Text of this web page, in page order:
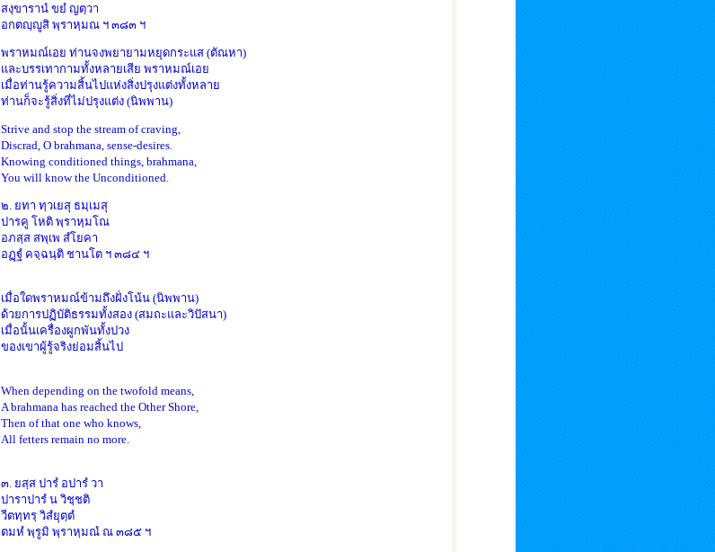
สงฺขารานํ ขยํ ญตฺวา
อกตญฺญูสิ พฺราหฺมณ ฯ ๓๘๓ ฯ
พราหมณ์เอย ท่านจงพยายามหยุดกระแส (ตัณหา)
และบรรเทากามทั้งหลายเสีย พราหมณ์เอย
เมื่อท่านรู้ความสิ้นไปแห่งสิ่งปรุงแต่งทั้งหลาย
ท่านก็จะรู้สิ่งที่ไม่ปรุงแต่ง (นิพพาน)
Strive and stop the stream of craving,
Discrad, O brahmana, sense-desires.
Knowing conditioned things, brahmana,
You will know the Unconditioned.
๒. ยทา ทฺวเยสุ ธมฺเมสุ
ปารคู โหติ พฺราหฺมโณ
อภสฺส สพฺเพ สํโยคา
อฏฺฐํ คจฺฉนฺติ ชานโต ฯ ๓๘๔ ฯ
เมื่อใดพราหมณ์ข้ามถึงฝั่งโน้น (นิพพาน)
ด้วยการปฏิบัติธรรมทั้งสอง (สมถะและวิปัสนา)
เมื่อนั้นเครื่องผูกพันทั้งปวง
ของเขาผู้รู้จริงย่อมสิ้นไป
When depending on the twofold means,
A brahmana has reached the Other Shore,
Then of that one who knows,
All fetters remain no more.
๓. ยสฺส ปารํ อปารํ วา
ปาราปารํ น วิชฺชติ
วีตทฺทรฺ วิสํยุตฺตํ
ตมหํ พฺรูมิ พฺราหฺมณํ ณ ๓๘๕ ฯ